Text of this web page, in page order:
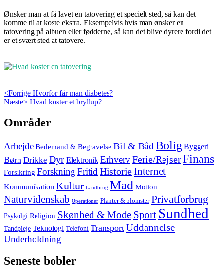
Ønsker man at få lavet en tatovering et specielt sted, så kan det
komme til at koste ekstra. Eksempelvis hvis man ønsker en
tatovering på albuen eller fødderne, så kan det blive dyrere fordi det
er et svært sted at tatovere.
Indlægsnavigation
<Forrige Previous
post:
Hvorfor får man diabetes?
Næste> Next
Hvad koster et bryllup?
Skip
to
Områder
Arbejde Bedemand & Begravelse Bil & Båd Bolig Byggeri
Børn Drikke Dyr Elektronik ErhvervFerie/RejserFinans
Forsikring Forskning Fritid HistorieInternet
Kommunikation Kultur Landbrug Mad Motion
Naturvidenskab Operationer Planter & blomster Privatforbrug
Psykolgi Religion Skønhed & Mode Sport Sundhed
Tandpleje Teknologi Telefoni Transport Uddannelse
Underholdning
Seneste bobler